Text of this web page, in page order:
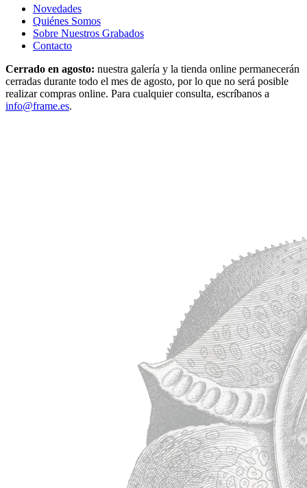
Novedades
Quiénes Somos
Sobre Nuestros Grabados
Contacto
Cerrado en agosto: nuestra galería y la tienda online permanecerán
cerradas durante todo el mes de agosto, por lo que no será posible
realizar compras online. Para cualquier consulta, escríbanos a
info@frame.es.